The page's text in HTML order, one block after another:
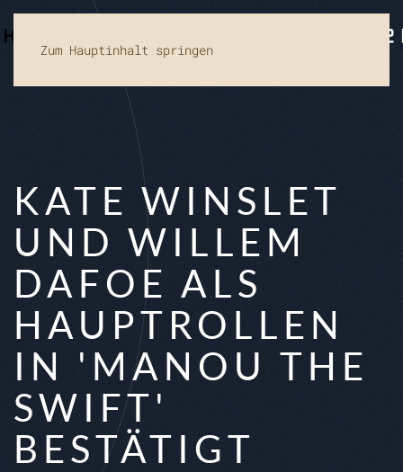
Zum Hauptinhalt springen
KATE WINSLET
UND WILLEM
DAFOE ALS
HAUPTROLLEN
IN 'MANOU THE
SWIFT'
BESTÄTIGT